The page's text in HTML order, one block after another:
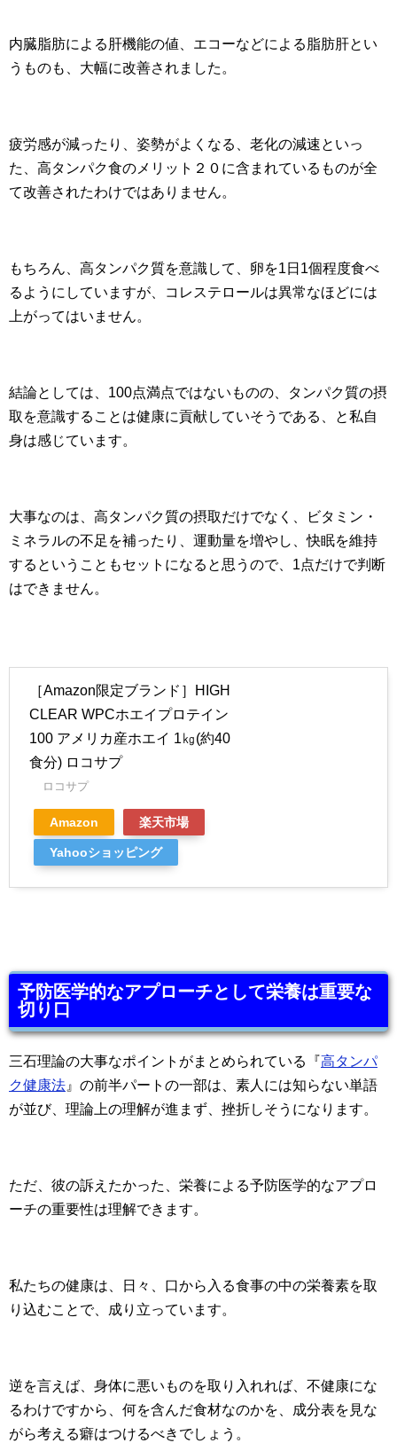
内臓脂肪による肝機能の値、エコーなどによる脂肪肝とい
うものも、大幅に改善されました。
疲労感が減ったり、姿勢がよくなる、老化の減速といっ
た、高タンパク食のメリット２０に含まれているものが全
て改善されたわけではありません。
もちろん、高タンパク質を意識して、卵を1日1個程度食べ
るようにしていますが、コレステロールは異常なほどには
上がってはいません。
結論としては、100点満点ではないものの、タンパク質の摂
取を意識することは健康に貢献していそうである、と私自
身は感じています。
大事なのは、高タンパク質の摂取だけでなく、ビタミン・
ミネラルの不足を補ったり、運動量を増やし、快眠を維持
するということもセットになると思うので、1点だけで判断
はできません。
［Amazon限定ブランド］HIGH
CLEAR WPCホエイプロテイン
100 アメリカ産ホエイ 1㎏(約40
食分) ロコサプ
ロコサプ
Amazon 楽天市場
Yahooショッピング
予防医学的なアプローチとして栄養は重要な
切り口
三石理論の大事なポイントがまとめられている『高タンパ
ク健康法 』の前半パートの一部は、素人には知らない単語
が並び、理論上の理解が進まず、挫折しそうになります。
ただ、彼の訴えたかった、栄養による予防医学的なアプロ
ーチの重要性は理解できます。
私たちの健康は、日々、口から入る食事の中の栄養素を取
り込むことで、成り立っています。
逆を言えば、身体に悪いものを取り入れれば、不健康にな
るわけですから、何を含んだ食材なのかを、成分表を見な
がら考える癖はつけるべきでしょう。